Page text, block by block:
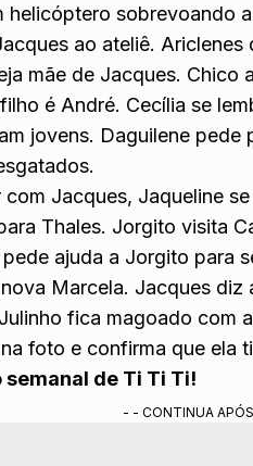
helicóptero sobrevoando
ao ateliê.
mãe de Jacques. Chico
é André. Cecília se
jovens. Daguilene pede
Jacques, Jaqueline
Thales. Jorgito visita
ajuda a Jorgito para
Marcela. Jacques
fica magoado com
foto e confirma que ela
de Ti Ti Ti!
- - CONTINUA